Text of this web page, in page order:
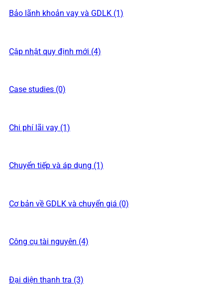
Bảo lãnh khoản vay và GDLK (1)
Cập nhật quy định mới (4)
Case studies (0)
Chi phí lãi vay (1)
Chuyển tiếp và áp dụng (1)
Cơ bản về GDLK và chuyển giá (0)
Công cụ tài nguyên (4)
Đại diện thanh tra (3)